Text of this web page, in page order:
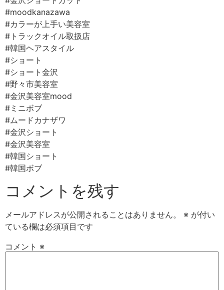
#moodkanazawa ⠀
#カラーが上手い美容室⠀
#トラックオイル取扱店⠀
#韓国ヘアスタイル
#ショート
#ショート金沢
#野々市美容室⠀
#金沢美容室mood ⠀
#ミニボブ⠀
#ムードカナザワ⠀
#金沢ショート
#金沢美容室⠀
#韓国ショート
#韓国ボブ
コメントを残す
メールアドレスが公開されることはありません。 ※ が付い
ている欄は必須項目です
コメント ※